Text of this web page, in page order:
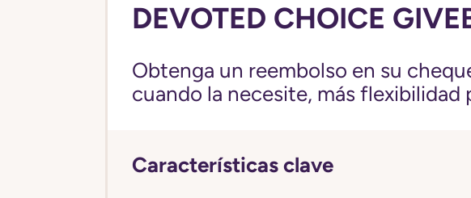
DEVOTED CHOICE
Obtenga un reembolso en su
cuando la necesite, más flexibilidad
Características clave